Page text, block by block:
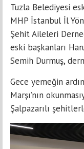
Tuzla Belediyesi
MHP İstanbul İl
Şehit Aileleri
eski başkanları
Semih Durmuş,
Gece yemeğin
Marşı’nın
Şalpazarılı